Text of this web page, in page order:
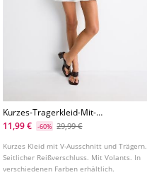
Kurzes-Tragerkleid-Mit-
Volants
11,99 € -60% 29,99 €
Kurzes Kleid mit V-Ausschnitt und Trägern.
Seitlicher Reißverschluss. Mit Volants. In
verschiedenen Farben erhältlich.